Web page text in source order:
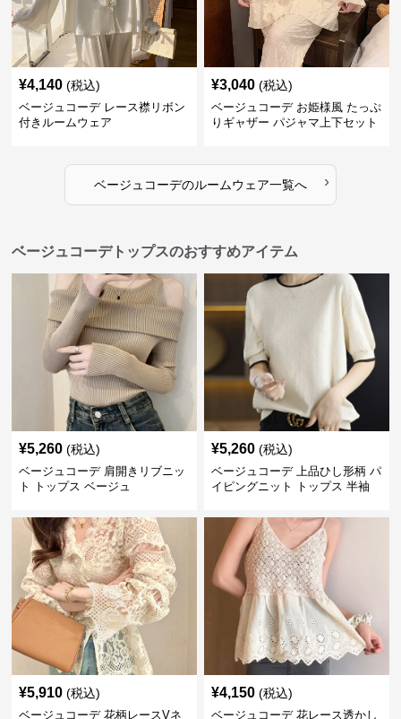
¥4,140 (税込)
ベージュコーデ レース襟リボン
付きルームウェア
¥3,040 (税込)
ベージュコーデ お姫様風 たっぷ
りギャザー パジャマ上下セット
ベージュコーデのルームウェア一覧へ ›
ベージュコーデトップスのおすすめアイテム
¥5,260 (税込)
ベージュコーデ 肩開きリブニッ
ト トップス ベージュ
¥5,260 (税込)
ベージュコーデ 上品ひし形柄 パ
イピングニット トップス 半袖
¥5,910 (税込)
ベージュコーデ 花柄レースVネ
¥4,150 (税込)
ベージュコーデ 花レース透かし